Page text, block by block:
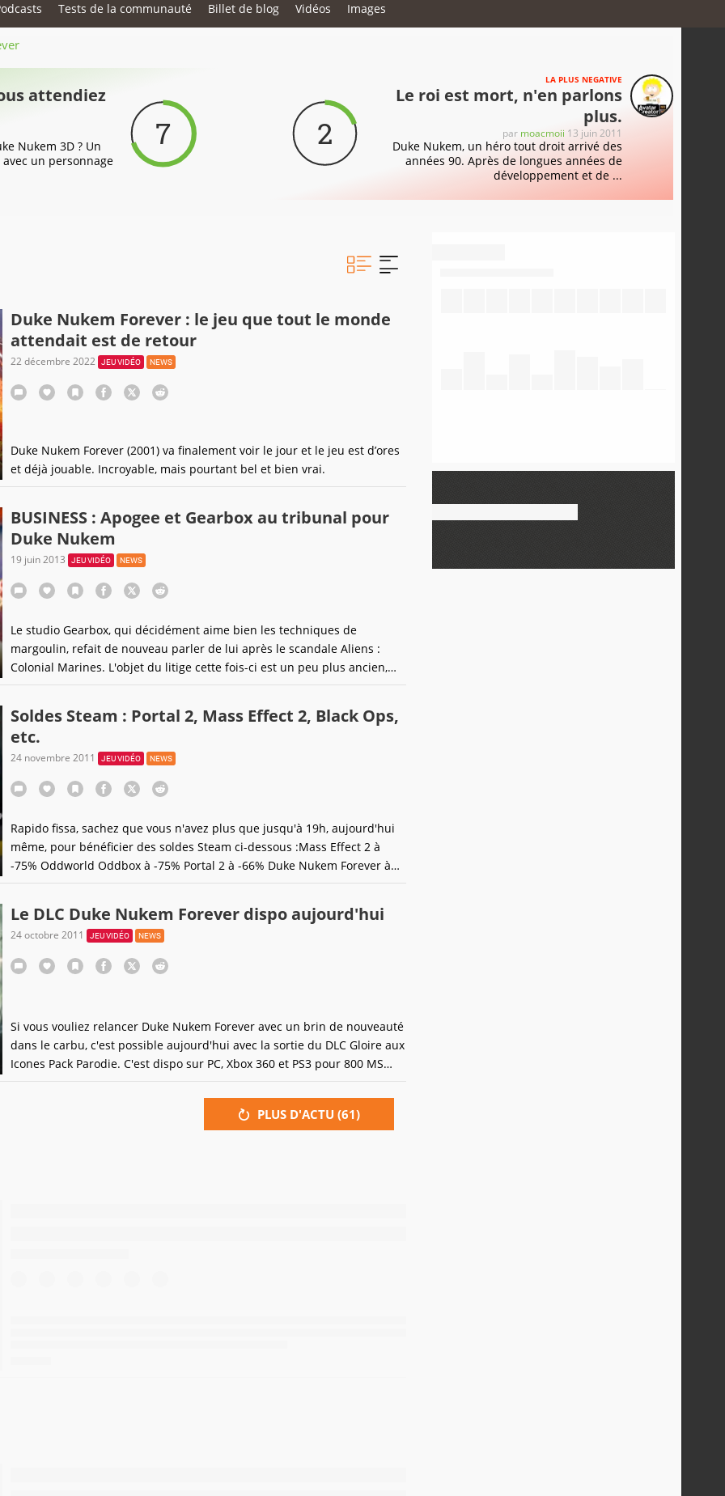
Tests de la communauté Billet de blog Vidéos Images
attendiez
Nukem 3D ? Un
un personnage
7
LA PLUS NEGATIVE
Le roi est mort, n'en parlons
plus.
par moacmoii 13 juin 2011
Duke Nukem, un héro tout droit arrivé des
années 90. Après de longues années de
développement et de ...
2
Duke Nukem Forever : le jeu que tout le monde
attendait est de retour
22 décembre 2022 JEU VIDÉO NEWS
Duke Nukem Forever (2001) va finalement voir le jour et le jeu est d’ores
et déjà jouable. Incroyable, mais pourtant bel et bien vrai.
BUSINESS : Apogee et Gearbox au tribunal pour
Duke Nukem
19 juin 2013 JEU VIDÉO NEWS
Le studio Gearbox, qui décidément aime bien les techniques de
margoulin, refait de nouveau parler de lui après le scandale Aliens :
Colonial Marines. L'objet du litige cette fois-ci est un peu plus ancien,
puisqu'il concerne Duke Nukem Forever, que le studio a finalement
mains d'autres développeurs.
Soldes Steam : Portal 2, Mass Effect 2, Black Ops,
etc.
24 novembre 2011 JEU VIDÉO NEWS
Rapido fissa, sachez que vous n'avez plus que jusqu'à 19h, aujourd'hui
même, pour bénéficier des soldes Steam ci-dessous :Mass Effect 2 à
-75% Oddworld Oddbox à -75% Portal 2 à -66% Duke Nukem Forever à
-66% Call of Duty : Black Ops à -50% Renegade Ops à -50% Et d'autres.
Le DLC Duke Nukem Forever dispo aujourd'hui
24 octobre 2011 JEU VIDÉO NEWS
Si vous vouliez relancer Duke Nukem Forever avec un brin de nouveauté
dans le carbu, c'est possible aujourd'hui avec la sortie du DLC Gloire aux
Icones Pack Parodie. C'est dispo sur PC, Xbox 360 et PS3 pour 800 MS
points / 7,99 euros. Et pour ce prix, vous aurez :3 nouveaux modes
multijoueurs : Freeze tag, Hail to the King et Hot Potato. 4 cartes multi
PLUS D'ACTU (61)